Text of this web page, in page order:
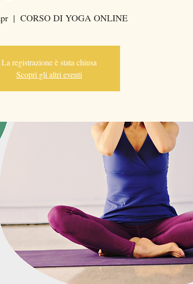
  |
CORSO DI YOGA ONLINE
La registrazione è stata chiusa
Scopri gli altri eventi